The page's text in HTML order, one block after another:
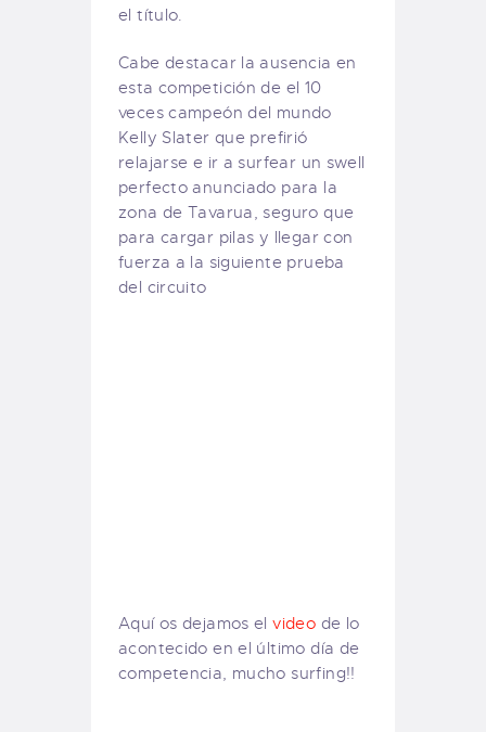
el título.
Cabe destacar la ausencia en
esta competición de el 10
veces campeón del mundo
Kelly Slater que prefirió
relajarse e ir a surfear un swell
perfecto anunciado para la
zona de Tavarua, seguro que
para cargar pilas y llegar con
fuerza a la siguiente prueba
del circuito
Aquí os dejamos el video de lo
acontecido en el último día de
competencia, mucho surfing!!